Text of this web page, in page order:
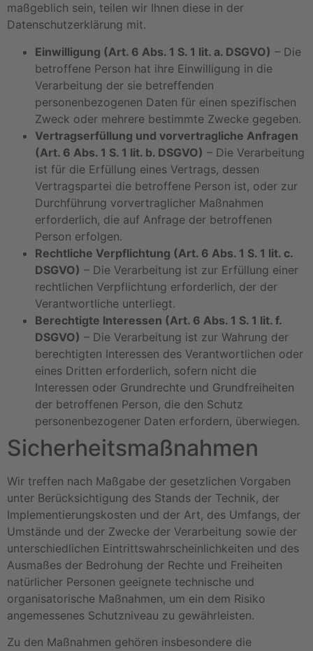
maßgeblich sein, teilen wir Ihnen diese in der
Datenschutzerklärung mit.
Einwilligung (Art. 6 Abs. 1 S. 1 lit. a. DSGVO) – Die
betroffene Person hat ihre Einwilligung in die
Verarbeitung der sie betreffenden
personenbezogenen Daten für einen spezifischen
Zweck oder mehrere bestimmte Zwecke gegeben.
Vertragserfüllung und vorvertragliche Anfragen
(Art. 6 Abs. 1 S. 1 lit. b. DSGVO) – Die Verarbeitung
ist für die Erfüllung eines Vertrags, dessen
Vertragspartei die betroffene Person ist, oder zur
Durchführung vorvertraglicher Maßnahmen
erforderlich, die auf Anfrage der betroffenen
Person erfolgen.
Rechtliche Verpflichtung (Art. 6 Abs. 1 S. 1 lit. c.
DSGVO) – Die Verarbeitung ist zur Erfüllung einer
rechtlichen Verpflichtung erforderlich, der der
Verantwortliche unterliegt.
Berechtigte Interessen (Art. 6 Abs. 1 S. 1 lit. f.
DSGVO) – Die Verarbeitung ist zur Wahrung der
berechtigten Interessen des Verantwortlichen oder
eines Dritten erforderlich, sofern nicht die
Interessen oder Grundrechte und Grundfreiheiten
der betroffenen Person, die den Schutz
personenbezogener Daten erfordern, überwiegen.
Sicherheitsmaßnahmen
Wir treffen nach Maßgabe der gesetzlichen Vorgaben
unter Berücksichtigung des Stands der Technik, der
Implementierungskosten und der Art, des Umfangs, der
Umstände und der Zwecke der Verarbeitung sowie der
unterschiedlichen Eintrittswahrscheinlichkeiten und des
Ausmaßes der Bedrohung der Rechte und Freiheiten
natürlicher Personen geeignete technische und
organisatorische Maßnahmen, um ein dem Risiko
angemessenes Schutzniveau zu gewährleisten.
Zu den Maßnahmen gehören insbesondere die